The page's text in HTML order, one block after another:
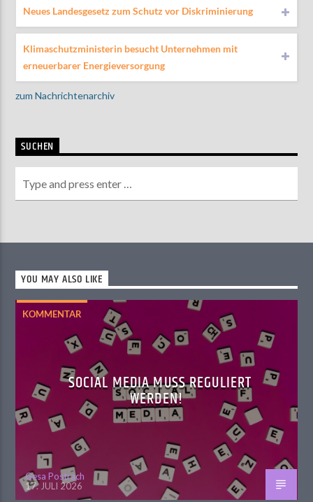
Neues Landesgesetz zum Schutz vor Diskriminierung
Klimaschutzministerin besucht Unternehmen mit
erneuerbarer Energieversorgung
zum Nachrichtenarchiv
SUCHEN
YOU MAY ALSO LIKE
KOMMENTAR
SOCIAL MEDIA MUSS REGULIERT
WERDEN!
Gesa Postrach
17. JULI 2026